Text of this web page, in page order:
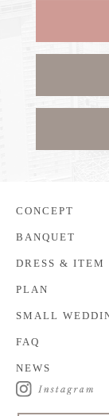
CONCEPT
BANQUET
DRESS & ITEM
PLAN
SMALL
FAQ
NEWS